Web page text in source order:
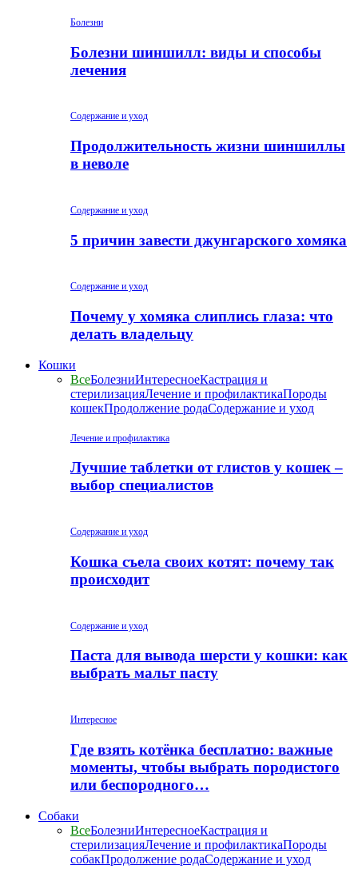
Болезни
Болезни шиншилл: виды и способы
лечения
Содержание и уход
Продолжительность жизни шиншиллы
в неволе
Содержание и уход
5 причин завести джунгарского хомяка
Содержание и уход
Почему у хомяка слиплись глаза: что
делать владельцу
Кошки
ВсеБолезниИнтересноеКастрация и
стерилизацияЛечение и профилактикаПороды
кошекПродолжение родаСодержание и уход
Лечение и профилактика
Лучшие таблетки от глистов у кошек –
выбор специалистов
Содержание и уход
Кошка съела своих котят: почему так
происходит
Содержание и уход
Паста для вывода шерсти у кошки: как
выбрать мальт пасту
Интересное
Где взять котёнка бесплатно: важные
моменты, чтобы выбрать породистого
или беспородного…
Собаки
ВсеБолезниИнтересноеКастрация и
стерилизацияЛечение и профилактикаПороды
собакПродолжение родаСодержание и уход